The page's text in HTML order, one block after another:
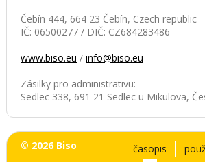
Čebín 444, 664 23 Čebín, Czech republic
IČ: 06500277 / DIČ: CZ684283486
www.biso.eu / info@biso.eu
Zásilky pro administrativu:
Sedlec 338, 691 21 Sedlec u Mikulova,
© 2026 Biso časopis